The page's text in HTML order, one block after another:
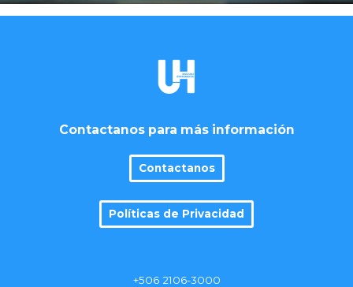
Contactanos para más información
Contactanos
Políticas de Privacidad
+506 2106-3000